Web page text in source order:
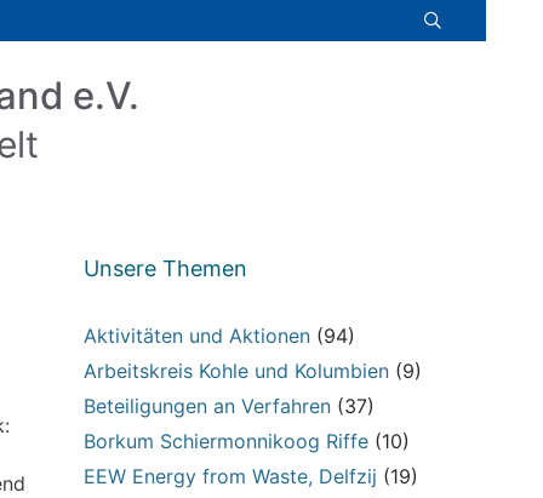
e.V.
Unsere Themen
Aktivitäten und Aktionen(94)
Arbeitskreis Kohle und Kolumbien(9)
Beteiligungen an Verfahren(37)
Borkum Schiermonnikoog Riffe(10)
EEW Energy from Waste, Delfzij (19)